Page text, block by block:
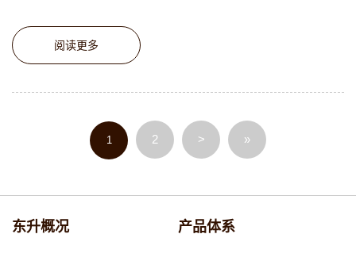
阅读更多
1 2 > »
东升概况 产品体系